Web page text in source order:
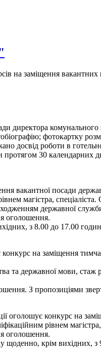
на заміщення
директора
фотокартку
досвід роботи в
протягом 30
вакантної посади
магістра,
державної
оголошення.
з 8.00 до 17.00
на заміщення
та державної мови,
З пропозиціями
конкурс на
рівнем магістра,
оголошення.
щоденно, крім